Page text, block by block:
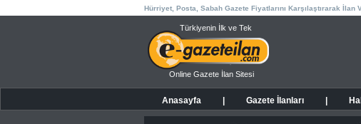
Hürriyet, Posta, Sabah Gazete Fiyatlarını Karşılaştırarak İlan
Türkiyenin İlk ve Tek
Online Gazete İlan Sitesi
Anasayfa Gazete İlanları